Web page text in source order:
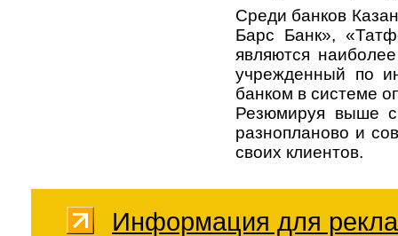
Среди банков
Барс Банк»,
являются
учрежденный по
банком в системе
Резюмируя выше
разнопланово и
своих клиентов.
Информация для